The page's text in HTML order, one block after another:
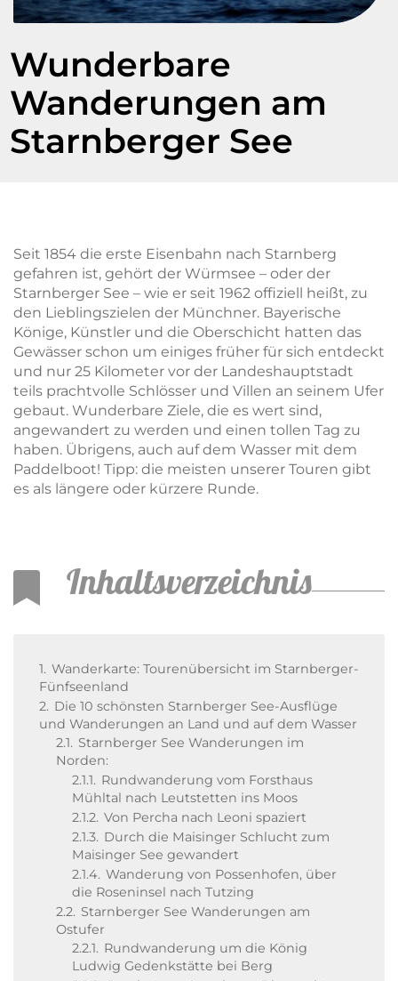
Wunderbare
Wanderungen am
Starnberger See
Seit 1854 die erste Eisenbahn nach Starnberg
gefahren ist, gehört der Würmsee – oder der
Starnberger See – wie er seit 1962 offiziell heißt, zu
den Lieblingszielen der Münchner. Bayerische
Könige, Künstler und die Oberschicht hatten das
Gewässer schon um einiges früher für sich entdeckt
und nur 25 Kilometer vor der Landeshauptstadt
teils prachtvolle Schlösser und Villen an seinem Ufer
gebaut. Wunderbare Ziele, die es wert sind,
angewandert zu werden und einen tollen Tag zu
haben. Übrigens, auch auf dem Wasser mit dem
Paddelboot! Tipp: die meisten unserer Touren gibt
es als längere oder kürzere Runde.
Inhaltsverzeichnis
1. Wanderkarte: Tourenübersicht im Starnberger-
Fünfseenland
2. Die 10 schönsten Starnberger See-Ausflüge
und Wanderungen an Land und auf dem Wasser
2.1. Starnberger See Wanderungen im
Norden:
2.1.1. Rundwanderung vom Forsthaus
Mühltal nach Leutstetten ins Moos
2.1.2. Von Percha nach Leoni spaziert
2.1.3. Durch die Maisinger Schlucht zum
Maisinger See gewandert
2.1.4. Wanderung von Possenhofen, über
die Roseninsel nach Tutzing
2.2. Starnberger See Wanderungen am
Ostufer
2.2.1. Rundwanderung um die König
Ludwig Gedenkstätte bei Berg